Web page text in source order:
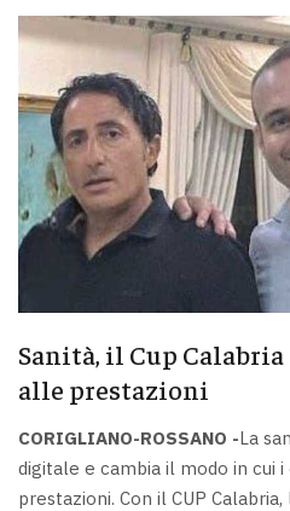
Sanità, il Cup Calabria
alle prestazioni
CORIGLIANO-ROSSANO -La
digitale e cambia il modo in cui
prestazioni. Con il CUP